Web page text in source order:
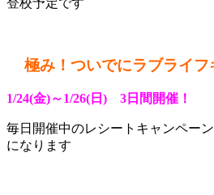
極み！ついでにラブライフ
1/24(金)～1/26(日) 3日間開催！
毎日開催中のレシートキャンペー
になります